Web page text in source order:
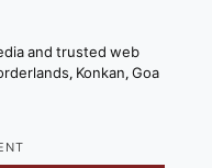
and trusted web
Konkan, Goa